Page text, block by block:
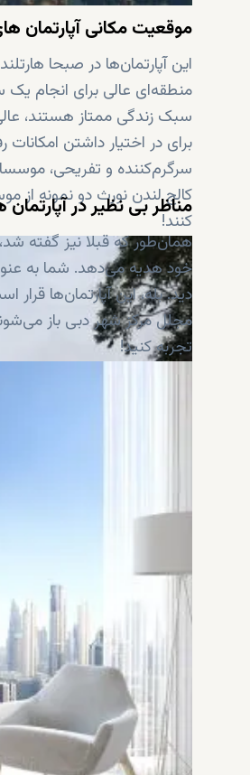
موقعیت مکانی آپارتمان
این آپارتمان‌ها در صبحا
منطقه‌ای عالی برای انجام یک
سبک زندگی ممتاز هستند،
برای در اختیار داشتن
سرگرم‌کننده و تفریحی،
کالج لندن نورث دو نمونه از
کنند!
علاوه بر این‌ها، منطقه
مناظر بی نظیر در
همان‌طور که قبلا نیز گفته
خود هدیه می‌دهد. شما به
دید. بله، این آپارتمان‌ها
مجلل مرکز شهر دبی باز
تجربه کنید!